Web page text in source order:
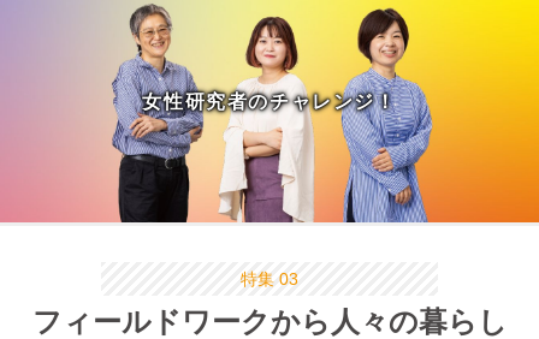
女性研究者のチャレンジ！
特集 03
フィールドワークから人々の暮らし